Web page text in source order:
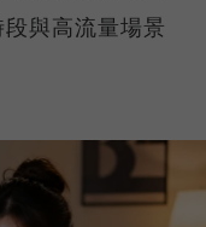
與高流量場景